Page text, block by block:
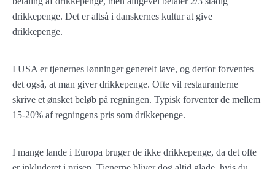
drikkepenge. Det er altså i danskernes kultur at give
drikkepenge.
I USA er tjenernes lønninger generelt lave, og derfor forventes
det også, at man giver drikkepenge. Ofte vil restauranterne
skrive et ønsket beløb på regningen. Typisk forventer de mellem
15-20% af regningens pris som drikkepenge.
I mange lande i Europa bruger de ikke drikkepenge, da det ofte